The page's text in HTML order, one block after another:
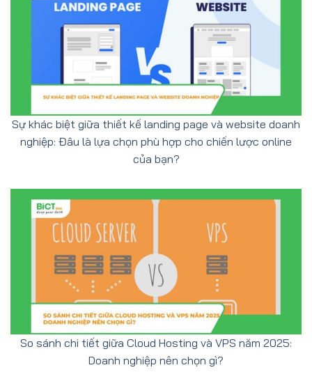
Sự khác biệt giữa thiết kế landing page và website doanh
nghiệp: Đâu là lựa chọn phù hợp cho chiến lược online
của bạn?
So sánh chi tiết giữa Cloud Hosting và VPS năm 2025:
Doanh nghiệp nên chọn gì?